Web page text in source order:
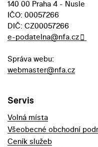
140 00 Praha 4 - Nusle
IČO: 00057266
DIČ: CZ00057266
e-podatelna@nfa.cz
Správa webu:
webmaster@nfa.cz
Servis
Volná místa
Všeobecné obchodní
Ceník služeb